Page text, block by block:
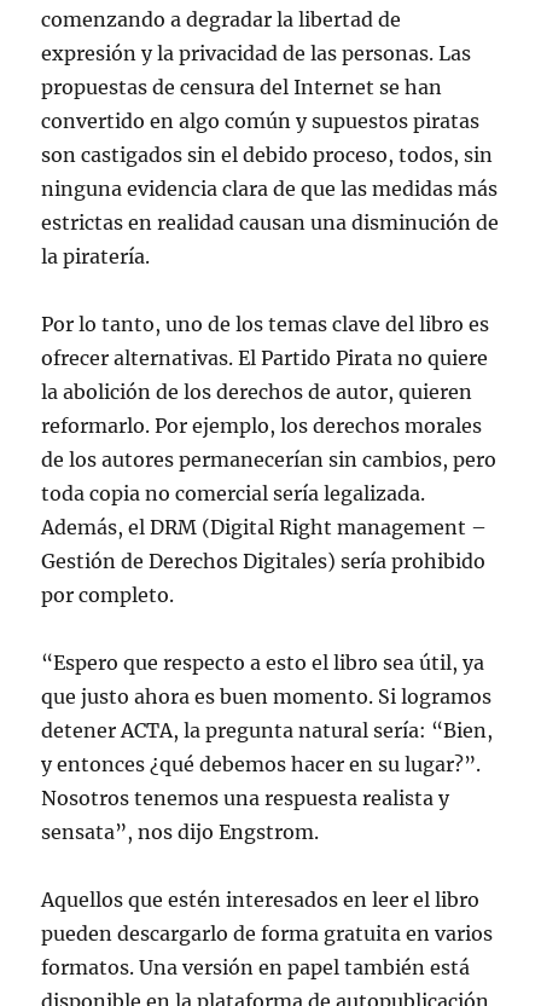
comenzando a degradar la libertad de
expresión y la privacidad de las personas. Las
propuestas de censura del Internet se han
convertido en algo común y supuestos piratas
son castigados sin el debido proceso, todos, sin
ninguna evidencia clara de que las medidas más
estrictas en realidad causan una disminución de
la piratería.
Por lo tanto, uno de los temas clave del libro es
ofrecer alternativas. El Partido Pirata no quiere
la abolición de los derechos de autor, quieren
reformarlo. Por ejemplo, los derechos morales
de los autores permanecerían sin cambios, pero
toda copia no comercial sería legalizada.
Además, el DRM (Digital Right management –
Gestión de Derechos Digitales) sería prohibido
por completo.
“Espero que respecto a esto el libro sea útil, ya
que justo ahora es buen momento. Si logramos
detener ACTA, la pregunta natural sería: “Bien,
y entonces ¿qué debemos hacer en su lugar?”.
Nosotros tenemos una respuesta realista y
sensata”, nos dijo Engstrom.
Aquellos que estén interesados en leer el libro
pueden descargarlo de forma gratuita en varios
formatos. Una versión en papel también está